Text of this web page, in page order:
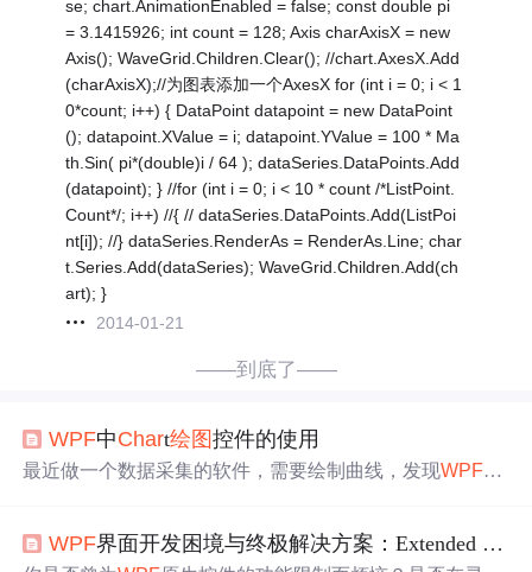
se; chart.AnimationEnabled = false; const double pi
= 3.1415926; int count = 128; Axis charAxisX = new
Axis(); WaveGrid.Children.Clear(); //chart.AxesX.Add
(charAxisX);//为图表添加一个AxesX for (int i = 0; i < 1
0*count; i++) { DataPoint datapoint = new DataPoint
(); datapoint.XValue = i; datapoint.YValue = 100 * Ma
th.Sin( pi*(double)i / 64 ); dataSeries.DataPoints.Add
(datapoint); } //for (int i = 0; i < 10 * count /*ListPoint.
Count*/; i++) //{ // dataSeries.DataPoints.Add(ListPoi
nt[i]); //} dataSeries.RenderAs = RenderAs.Line; char
t.Series.Add(dataSeries); WaveGrid.Children.Add(ch
art); }
2014-01-21
——到底了——
WPF中Chart绘图控件的使用
最近做一个数据采集的软件，需要绘制曲线，发现WPF没
orm里的Chart控件等，选取适合自己的最重要。请参考shir
WPF界面开发困境与终极解决方案：Extended WPF